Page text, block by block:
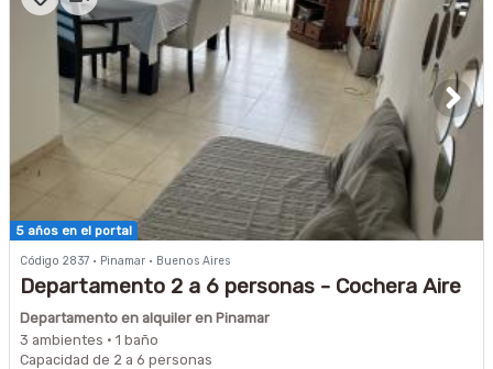
5 años en el portal
Código 2837 · Pinamar · Buenos Aires
Departamento 2 a 6 personas - Cochera Aire
Acond a 6 cuadras del Mar
Departamento en alquiler en Pinamar
3 ambientes · 1 baño
Capacidad de 2 a 6 personas